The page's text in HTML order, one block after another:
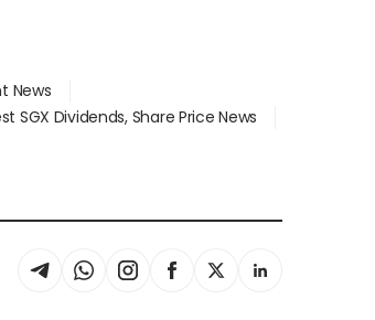
News
SGX Dividends, Share Price News